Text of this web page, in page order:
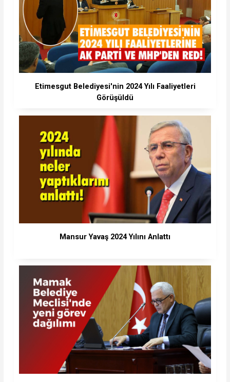
Etimesgut Belediyesi'nin 2024 Yılı Faaliyetleri
Görüşüldü
Mansur Yavaş 2024 Yılını Anlattı